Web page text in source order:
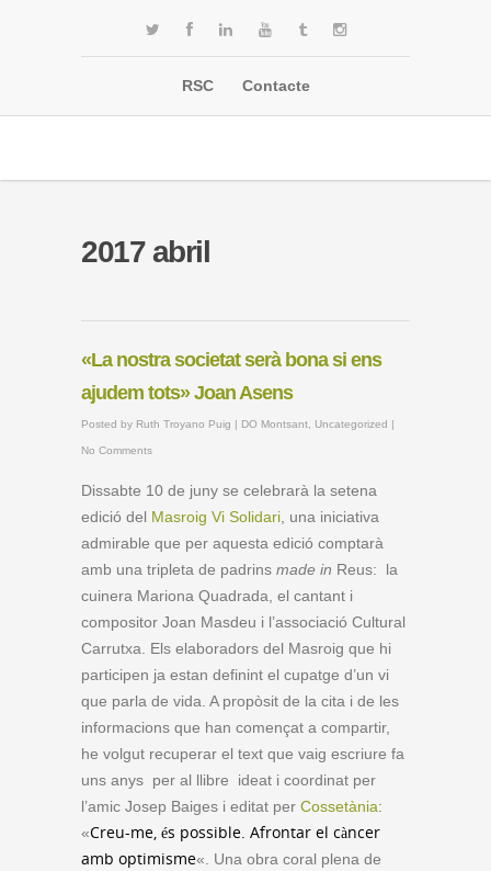
RSC Contacte
2017 abril
«La nostra societat serà bona si ens
ajudem tots» Joan Asens
Posted by Ruth Troyano Puig | DO Montsant Uncategorized |
No Comments
Dissabte 10 de juny se celebrarà la setena
edició del Masroig Vi Solidari , una iniciativa
admirable que per aquesta edició comptarà
amb una tripleta de padrins made in Reus: la
cuinera Mariona Quadrada, el cantant i
compositor Joan Masdeu i l’associació Cultural
Carrutxa. Els elaboradors del Masroig que hi
participen ja estan definint el cupatge d’un vi
que parla de vida. A propòsit de la cita i de les
informacions que han començat a compartir,
he volgut recuperar el text que vaig escriure fa
uns anys per al llibre ideat i coordinat per
l’amic Josep Baiges i editat per Cossetània:
«Creu-me, és possible. Afrontar el càncer
amb optimisme«. Una obra coral plena de